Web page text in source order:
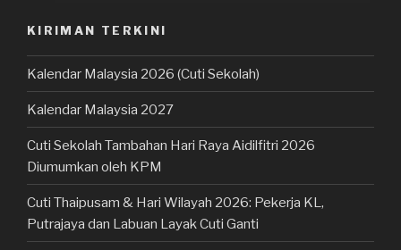
KIRIMAN TERKINI
Kalendar Malaysia 2026 (Cuti Sekolah)
Kalendar Malaysia 2027
Cuti Sekolah Tambahan Hari Raya Aidilfitri 2026
Diumumkan oleh KPM
Cuti Thaipusam & Hari Wilayah 2026: Pekerja KL,
Putrajaya dan Labuan Layak Cuti Ganti